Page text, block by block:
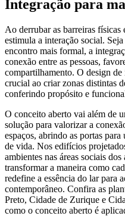
Integração para
Ao derrubar as barreiras físicas
estimula a interação social.
encontro mais formal, a
conexão entre as pessoas,
compartilhamento. O design de
crucial ao criar zonas distintas
conferindo propósito e
O conceito aberto vai além de
solução para valorizar a
espaços, abrindo as portas
de vida. Nos edifícios
ambientes nas áreas sociais
transformar a maneira como
redefine a essência do lar para
contemporâneo. Confira as
Preto, Cidade de Zurique e
como o conceito aberto é